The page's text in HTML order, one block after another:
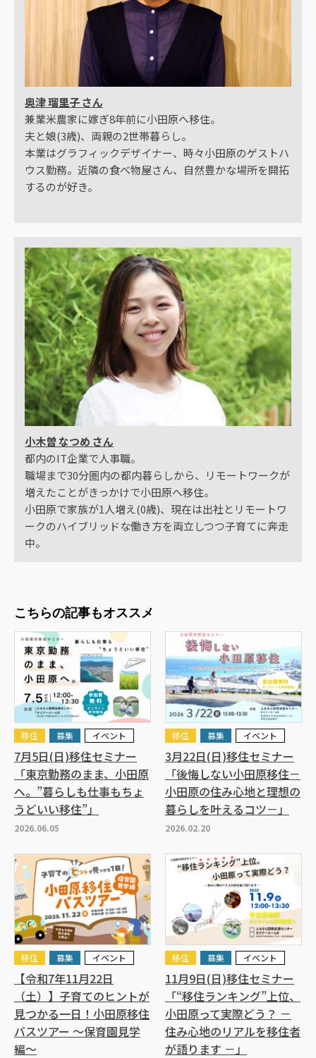
奥津 瑠里子 さん
兼業米農家に嫁ぎ8年前に小田原へ移住。
夫と娘(3歳)、両親の2世帯暮らし。
本業はグラフィックデザイナー、時々小田原のゲストハ
ウス勤務。近隣の食べ物屋さん、自然豊かな場所を開拓
するのが好き。
小木曽 なつめ さん
都内のIT企業で人事職。
職場まで30分圏内の都内暮らしから、リモートワークが
増えたことがきっかけで小田原へ移住。
小田原で家族が1人増え(0歳)、現在は出社とリモートワ
ークのハイブリッドな働き方を両立しつつ子育てに奔走
中。
こちらの記事もオススメ
2026.06.05
移住 募集 イベント
7月5日(日)移住セミナー
「東京勤務のまま、小田原
へ。”暮らしも仕事もちょ
うどいい移住”」
2026.02.20
移住 募集 イベント
3月22日(日)移住セミナー
「後悔しない小田原移住－
小田原の住み心地と理想の
暮らしを叶えるコツ－」
移住 募集 イベント
【令和7年11月22日
（土）】子育てのヒントが
見つかる一日！小田原移住
バスツアー ～保育園見学
編～
移住 募集 イベント
11月9日(日)移住セミナー
「“移住ランキング”上位、
小田原って実際どう？ －
住み心地のリアルを移住者
が語ります －」